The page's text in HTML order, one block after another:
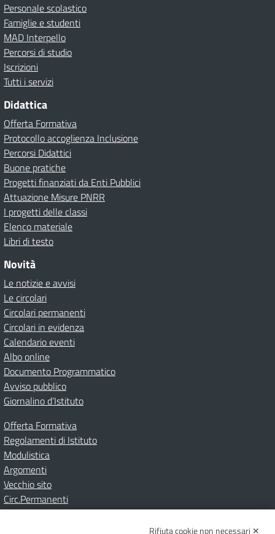
Personale scolastico
Famiglie e studenti
MAD Interpello
Percorsi di studio
Iscrizioni
Tutti i servizi
Didattica
Offerta Formativa
Protocollo accoglienza Inclusione
Percorsi Didattici
Buone pratiche
Progetti finanziati da Enti Pubblici
Attuazione Misure PNRR
I progetti delle classi
Elenco materiale
Libri di testo
Novità
Le notizie e avvisi
Le circolari
Circolari permanenti
Circolari in evidenza
Calendario eventi
Albo online
Documento Programmatico
Avviso pubblico
Giornalino d’Istituto
Offerta Formativa
Regolamenti di Istituto
Modulistica
Argomenti
Vecchio sito
Circ.Permanenti
Rifiuta cookie non necessari ✕